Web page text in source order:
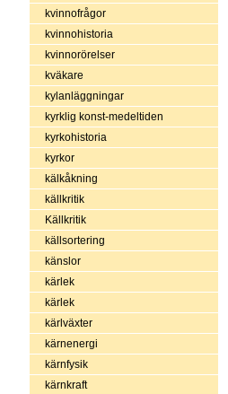
kvinnofrågor
kvinnohistoria
kvinnorörelser
kväkare
kylanläggningar
kyrklig konst-medeltiden
kyrkohistoria
kyrkor
kälkåkning
källkritik
Källkritik
källsortering
känslor
kärlek
kärlek
kärlväxter
kärnenergi
kärnfysik
kärnkraft